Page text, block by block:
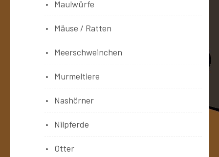
Maulwürfe
Mäuse / Ratten
Meerschweinchen
Murmeltiere
Nashörner
Nilpferde
Otter